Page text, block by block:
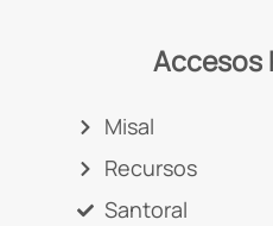
Accesos
Misal
Recursos
Santoral